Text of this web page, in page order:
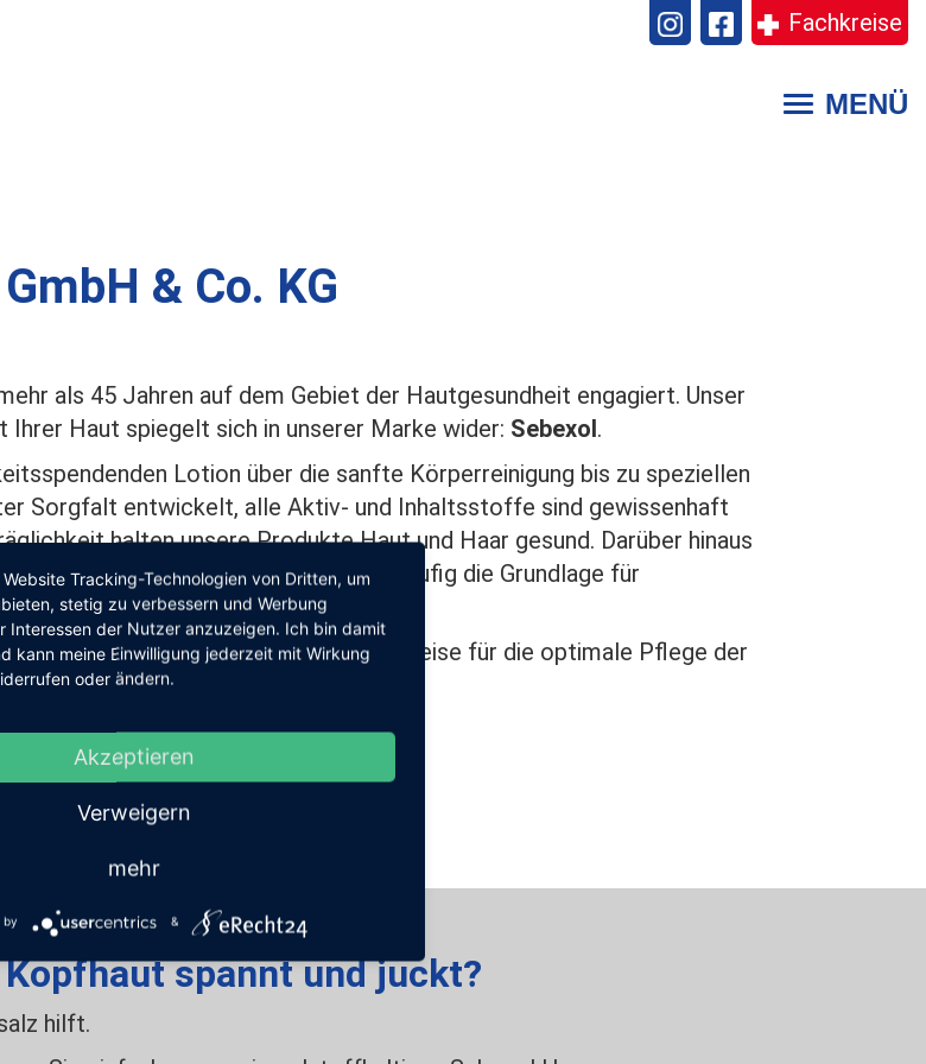
Fachkreise
Toggle
MENÜ
& Co. KG
als 45 Jahren auf dem Gebiet der Hautgesundheit engagiert. Unser
Ihrer Haut spiegelt sich in unserer Marke wider: Sebexol.
Lotion über die sanfte Körperreinigung bis zu speziellen
Sorgfalt entwickelt, alle Aktiv- und Inhaltsstoffe sind gewissenhaft
halten unsere Produkte Haut und Haar gesund. Darüber hinaus
Kliniken und Praxen häufig die Grundlage für
kennen und erhalten wertvolle Hinweise für die optimale Pflege der
Kopfhaut spannt und juckt?
hilft.
Tracking-Technologien von Dritten, um
stetig zu verbessern und Werbung
Interessen der Nutzer anzuzeigen. Ich bin damit
kann meine Einwilligung jederzeit mit Wirkung
oder ändern.
Akzeptieren
Verweigern
mehr
by &